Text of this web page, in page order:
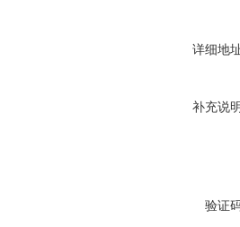
详细地
补充说
验证